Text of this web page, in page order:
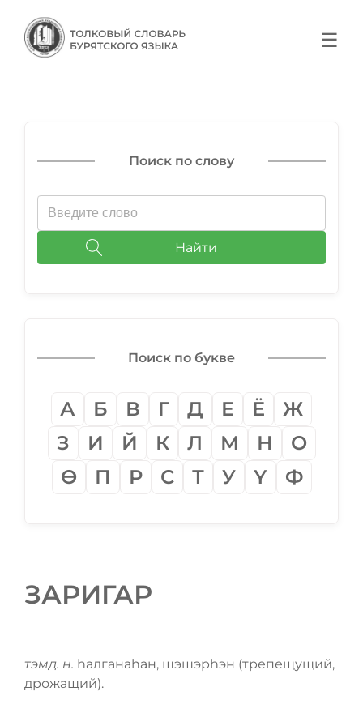
☰
Поиск по слову
Найти
Поиск по букве
А Б В Г Д Е Ё
Ж
З
И Й К Л М Н
О
Ѳ
П Р С Т У Ү Ф
ЗАРИГАР
тэмд. н. һалганаһан, шэшэрһэн (трепещущий,
дрожащий).